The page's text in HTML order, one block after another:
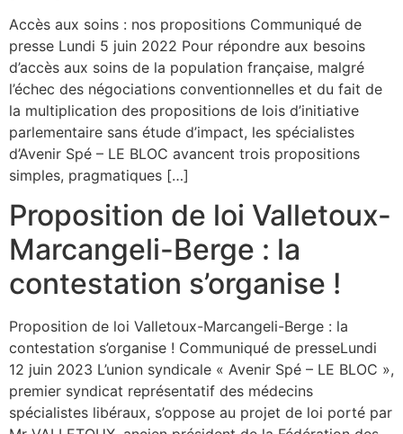
Accès aux soins : nos propositions Communiqué de
presse Lundi 5 juin 2022 Pour répondre aux besoins
d’accès aux soins de la population française, malgré
l’échec des négociations conventionnelles et du fait de
la multiplication des propositions de lois d’initiative
parlementaire sans étude d’impact, les spécialistes
d’Avenir Spé – LE BLOC avancent trois propositions
simples, pragmatiques […]
Proposition de loi Valletoux-
Marcangeli-Berge : la
contestation s’organise !
Proposition de loi Valletoux-Marcangeli-Berge : la
contestation s’organise ! Communiqué de presseLundi
12 juin 2023 L’union syndicale « Avenir Spé – LE BLOC »,
premier syndicat représentatif des médecins
spécialistes libéraux, s’oppose au projet de loi porté par